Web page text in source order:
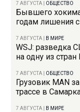
7 АВГУСТА ОБЩЕСТВО
Бывшего
годам лишения
7 АВГУСТА В МИРЕ
WSJ: разведка
на одну из
7 АВГУСТА ОБЩЕСТВО
Грузовик MAN
трассе в
7 АВГУСТА В МИРЕ